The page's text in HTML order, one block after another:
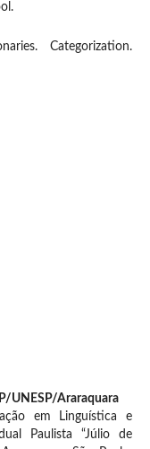
Categorization.
UNESP/Araraquara
em Linguística e
Paulista “Júlio de